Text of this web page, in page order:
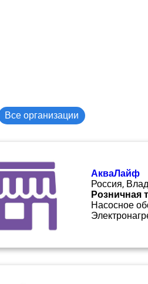
Все организации
АкваЛайф
Россия,
Розничная
Насосное